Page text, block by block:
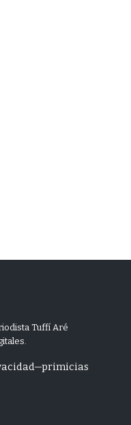
Tuffí Aré
primicias